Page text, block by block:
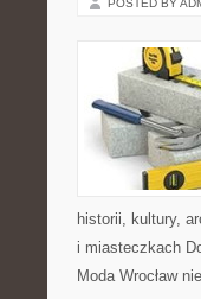
POSTED BY
historii, kultury,
i miasteczkach
Moda Wrocław